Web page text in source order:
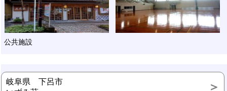
公共施設
岐阜県 下呂市